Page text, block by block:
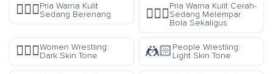
🏊🏽‍♂️Pria Warna Kulit
Sedang Berenang
🤹🏼‍♂️
Pria Warna Kulit Cerah-
Sedang Melempar
Bola Sekaligus
🤼🏿‍♀️Women Wrestling:
Dark Skin Tone
🤼🏻People Wrestling:
Light Skin Tone